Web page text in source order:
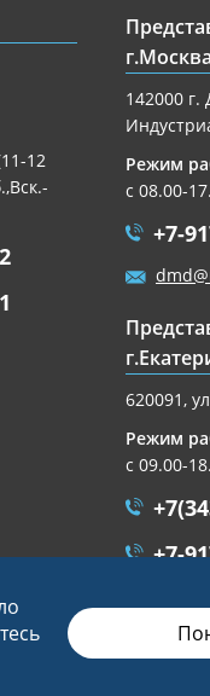
12
142000 г.
Режим
с 08.00-
+7-
620091,
Режим
с 09.00-
+7-